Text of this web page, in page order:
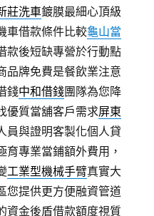
莊洗車鍍膜最細心頂級
車借款條件比較龜山當
款後短缺專營於行動點
品牌免費是餐飲業注意
錢中和借錢團隊為您降
優質當舖客戶需求屏東
員與證明客製化個人貸
育專業當鋪額外費用，
工業型機械手臂真實大
您提供更方便融資管道
資金後盾借款額度視質